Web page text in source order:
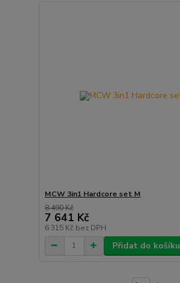
MCW 3in1 Hardcore set M
8 490 Kč
7 641 Kč
6 315 Kč bez DPH
Přidat do košíku